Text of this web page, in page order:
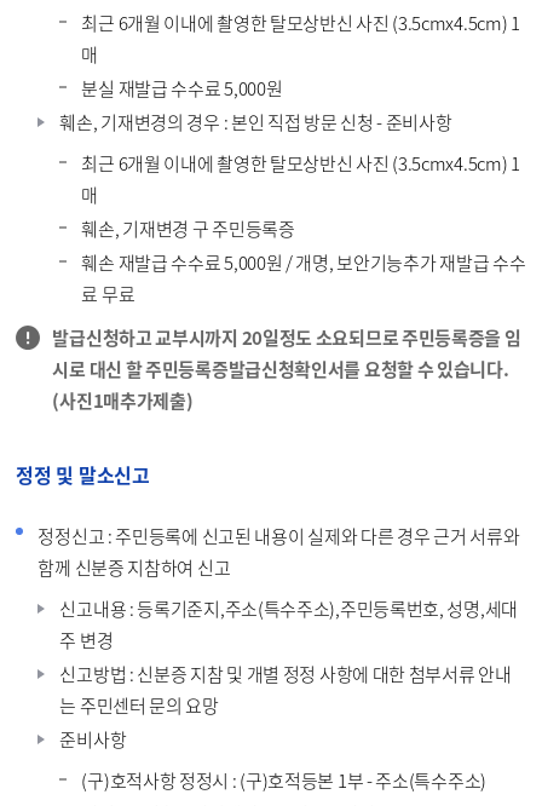
최근 6개월 이내에 촬영한 탈모상반신 사진 (3.5cmx4.5cm) 1
매
분실 재발급 수수료 5,000원
훼손, 기재변경의 경우 : 본인 직접 방문 신청 - 준비사항
최근 6개월 이내에 촬영한 탈모상반신 사진 (3.5cmx4.5cm) 1
매
훼손, 기재변경 구 주민등록증
훼손 재발급 수수료 5,000원 / 개명, 보안기능추가 재발급 수수
료 무료
발급신청하고 교부시까지 20일정도 소요되므로 주민등록증을 임
시로 대신 할 주민등록증발급신청확인서를 요청할 수 있습니다.
(사진1매추가제출)
정정 및 말소신고
정정신고 : 주민등록에 신고된 내용이 실제와 다른 경우 근거 서류와
함께 신분증 지참하여 신고
신고내용 : 등록기준지,주소(특수주소),주민등록번호, 성명,세대
주 변경
신고방법 : 신분증 지참 및 개별 정정 사항에 대한 첨부서류 안내
는 주민센터 문의 요망
준비사항
(구)호적사항 정정시 : (구)호적등본 1부 - 주소(특수주소)